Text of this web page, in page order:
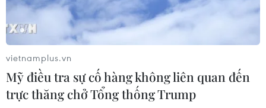
vietnamplus.vn
Mỹ điều tra sự cố hàng không liên quan đến
trực thăng chở Tổng thống Trump